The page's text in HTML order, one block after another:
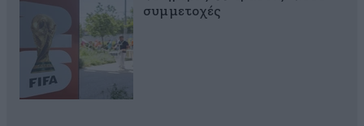
συμμετοχές